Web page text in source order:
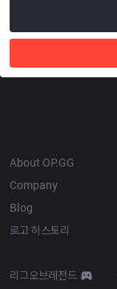
About OP.GG
Company
Blog
로고 히스토리
리그오브레전드